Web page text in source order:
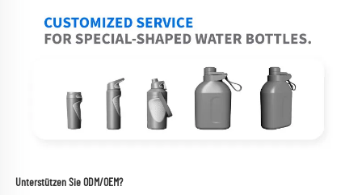
Unterstützen Sie ODM/OEM?